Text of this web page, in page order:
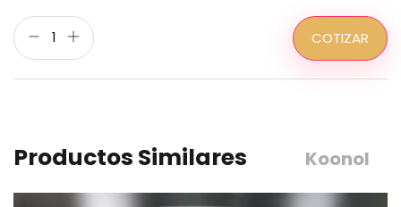
COTIZAR
Productos Similares Koonol